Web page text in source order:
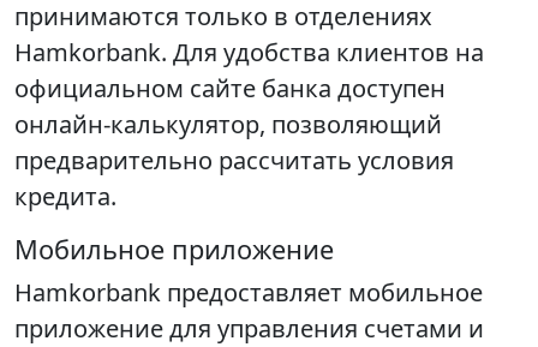
принимаются только в отделениях
Hamkorbank. Для удобства клиентов на
официальном сайте банка доступен
онлайн-калькулятор, позволяющий
предварительно рассчитать условия
кредита.
Мобильное приложение
Hamkorbank предоставляет мобильное
приложение для управления счетами и